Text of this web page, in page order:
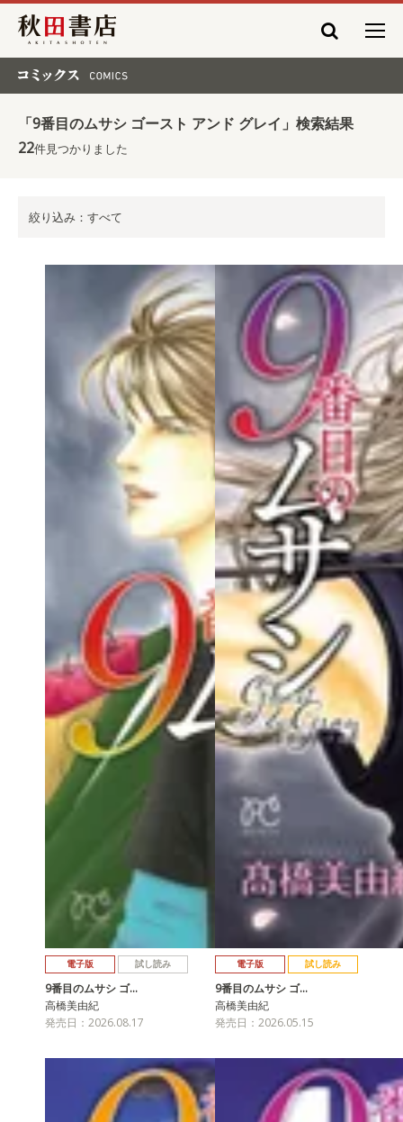
秋田書店
「9番目のムサシ ゴースト アンド グレイ」検索結果
22件見つかりました
絞り込み：すべて
電子版 試し読み
9番目のムサシ ゴ…
高橋美由紀
発売日：2026.08.17
電子版 試し読み
9番目のムサシ ゴ…
高橋美由紀
発売日：2026.05.15